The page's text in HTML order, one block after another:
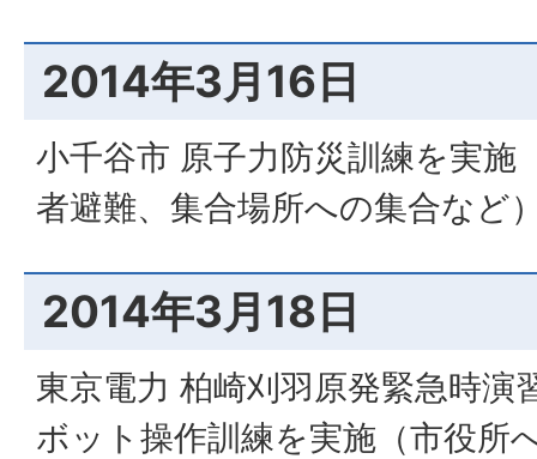
2014年3月16日
小千谷市 原子力防災訓練を実施
者避難、集合場所への集合など
2014年3月18日
東京電力 柏崎刈羽原発緊急時演
ボット操作訓練を実施（市役所